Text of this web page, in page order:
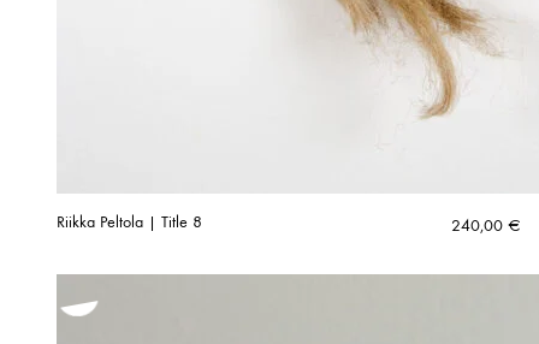
Riikka Peltola | Title 8 240,00 €